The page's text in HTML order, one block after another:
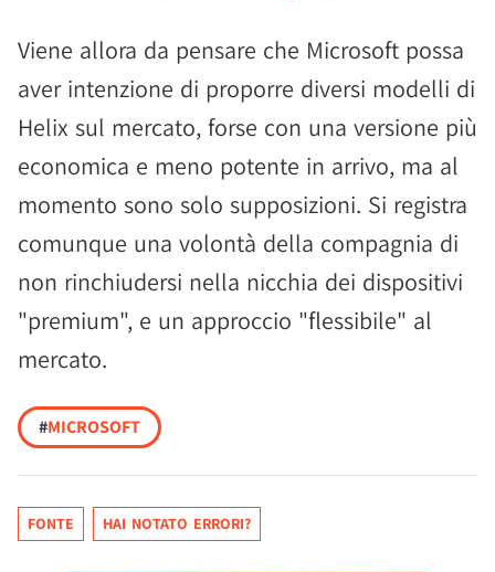
Viene allora da pensare che Microsoft possa
aver intenzione di proporre diversi modelli di
Helix sul mercato, forse con una versione più
economica e meno potente in arrivo, ma al
momento sono solo supposizioni. Si registra
comunque una volontà della compagnia di
non rinchiudersi nella nicchia dei dispositivi
"premium", e un approccio "flessibile" al
mercato.
#MICROSOFT
FONTE HAI NOTATO ERRORI?